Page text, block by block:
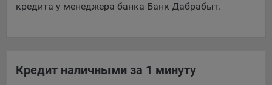
9.4. Аналитические файлы cookie, например
улучшения.
кредита у менеджера банка Банк Дабрабыт.
Кредит наличными за 1 минуту